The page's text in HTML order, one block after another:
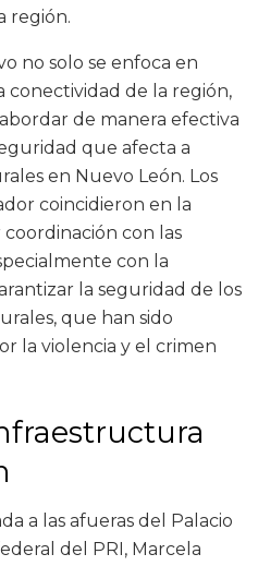
región.
no solo se enfoca en
conectividad de la región,
de manera efectiva
que afecta a
en Nuevo León. Los
coincidieron en la
con las
con la
la seguridad de los
que han sido
la violencia y el crimen
a las afueras del Palacio
del PRI, Marcela